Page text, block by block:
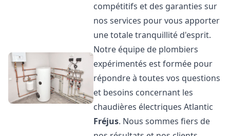
compétitifs et des garanties sur
nos services pour vous apporter
une totale tranquillité d'esprit.
Notre équipe de plombiers
expérimentés est formée pour
répondre à toutes vos questions
et besoins concernant les
chaudières électriques Atlantic
Fréjus. Nous sommes fiers de